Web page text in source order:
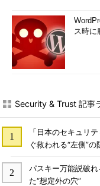
ス時に
Security & Trust 記事
「日本のセキュリ
ぐ救われる“左側”の
パスキー万能説破
た“想定外の穴”